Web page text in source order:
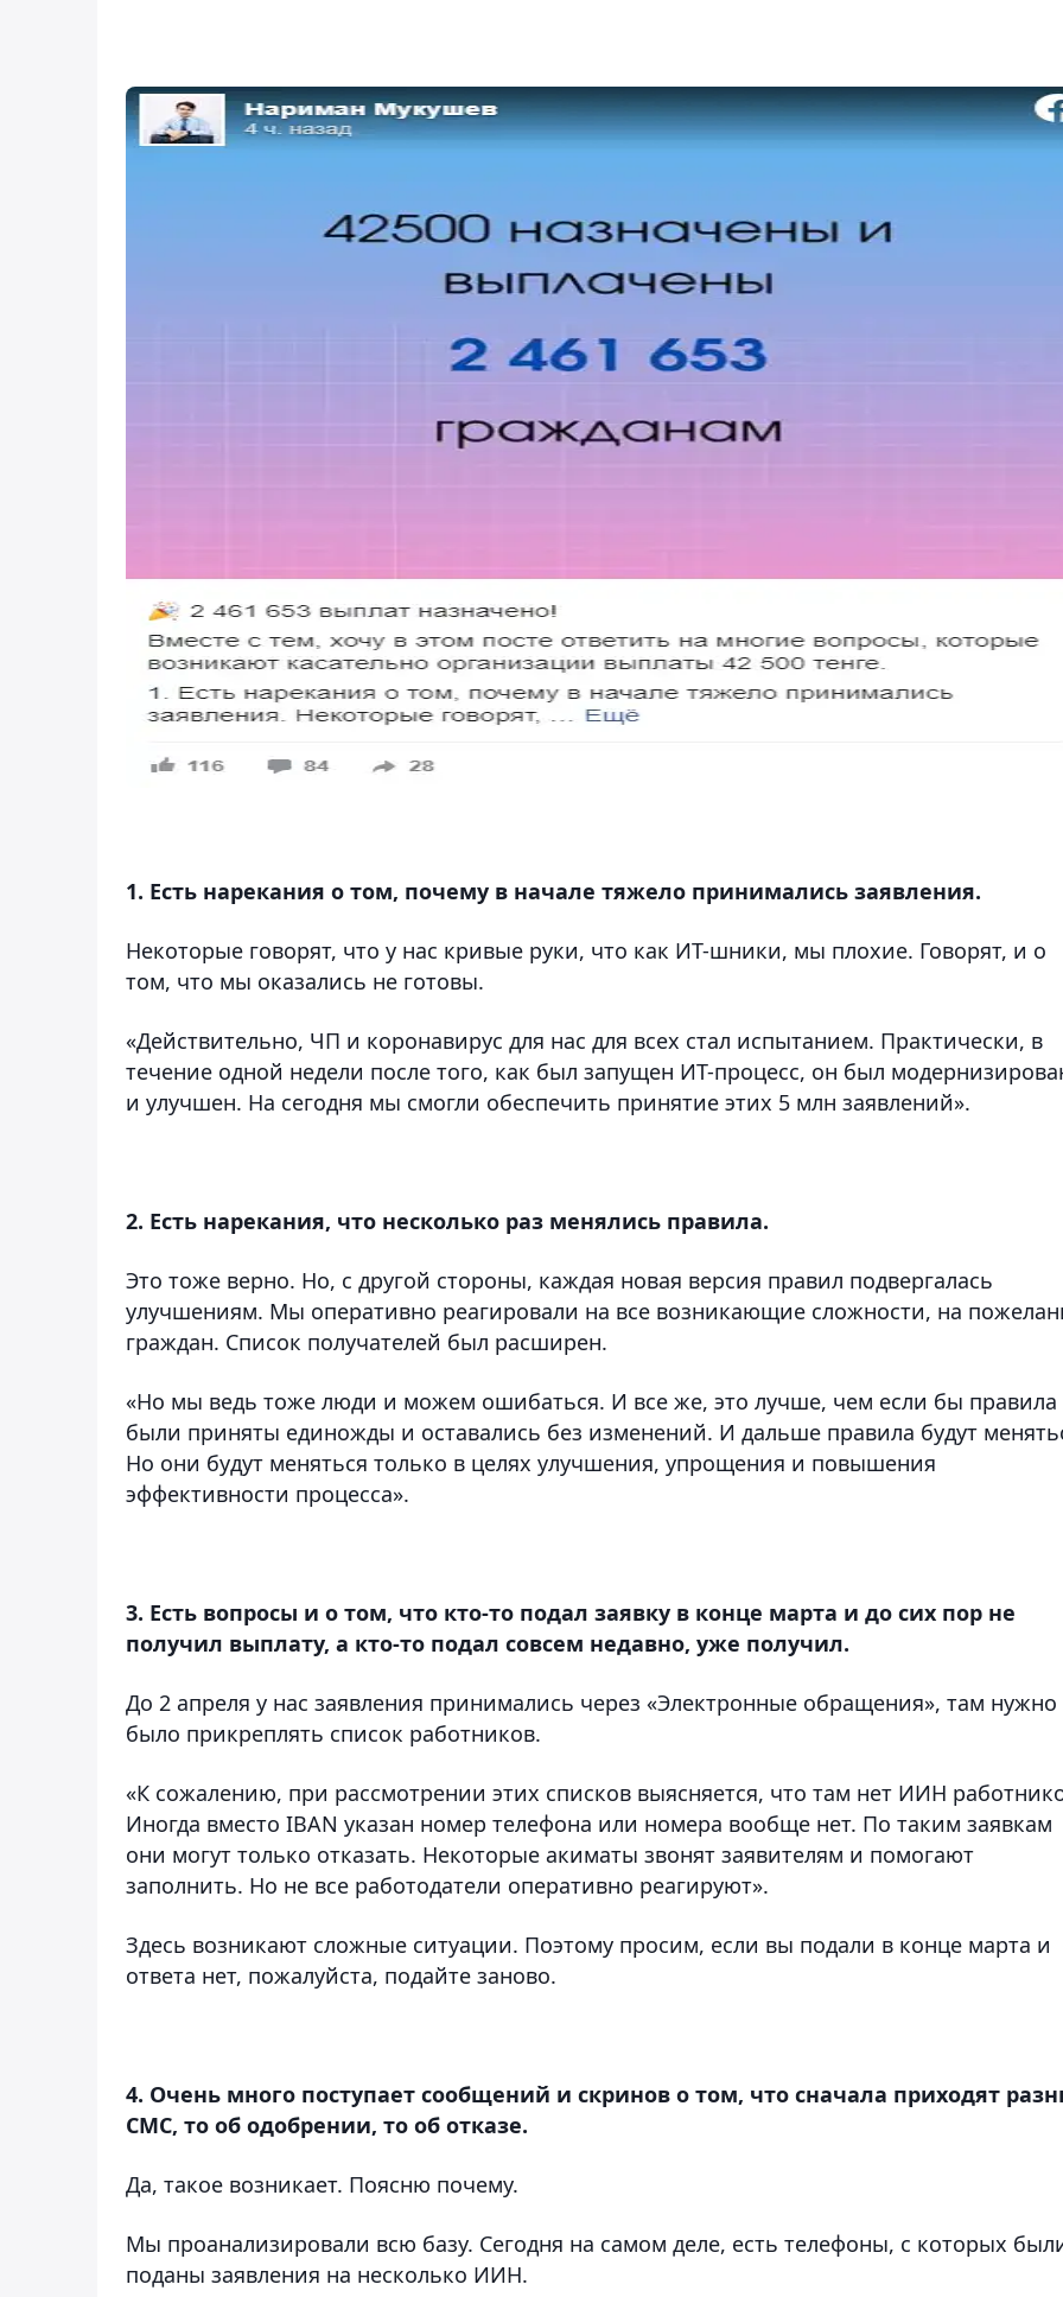
1. Есть нарекания о том, почему в начале тяжело принимались заявления.
Некоторые говорят, что у нас кривые руки, что как ИТ-шники, мы плохие. Говорят, и о
том, что мы оказались не готовы.
«Действительно, ЧП и коронавирус для нас для всех стал испытанием. Практически, в
течение одной недели после того, как был запущен ИТ-процесс, он был
и улучшен. На сегодня мы смогли обеспечить принятие этих 5 млн заявлений».
2. Есть нарекания, что несколько раз менялись правила.
Это тоже верно. Но, с другой стороны, каждая новая версия правил подвергалась
улучшениям. Мы оперативно реагировали на все возникающие сложности, на
граждан. Список получателей был расширен.
«Но мы ведь тоже люди и можем ошибаться. И все же, это лучше, чем если бы правила
были приняты единожды и оставались без изменений. И дальше правила будут
Но они будут меняться только в целях улучшения, упрощения и повышения
эффективности процесса».
3. Есть вопросы и о том, что кто-то подал заявку в конце марта и до сих пор не
получил выплату, а кто-то подал совсем недавно, уже получил.
До 2 апреля у нас заявления принимались через «Электронные обращения», там нужно
было прикреплять список работников.
«К сожалению, при рассмотрении этих списков выясняется, что там нет ИИН
Иногда вместо IBAN указан номер телефона или номера вообще нет. По таким заявкам
они могут только отказать. Некоторые акиматы звонят заявителям и помогают
заполнить. Но не все работодатели оперативно реагируют».
Здесь возникают сложные ситуации. Поэтому просим, если вы подали в конце марта и
ответа нет, пожалуйста, подайте заново.
4. Очень много поступает сообщений и скринов о том, что сначала приходят
СМС, то об одобрении, то об отказе.
Да, такое возникает. Поясню почему.
Мы проанализировали всю базу. Сегодня на самом деле, есть телефоны, с которых
поданы заявления на несколько ИИН.